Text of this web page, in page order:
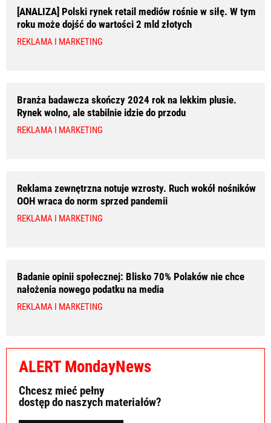
[ANALIZA] Polski rynek retail mediów rośnie w siłę. W tym
roku może dojść do wartości 2 mld złotych
REKLAMA I MARKETING
Branża badawcza skończy 2024 rok na lekkim plusie.
Rynek wolno, ale stabilnie idzie do przodu
REKLAMA I MARKETING
Reklama zewnętrzna notuje wzrosty. Ruch wokół nośników
OOH wraca do norm sprzed pandemii
REKLAMA I MARKETING
Badanie opinii społecznej: Blisko 70% Polaków nie chce
nałożenia nowego podatku na media
REKLAMA I MARKETING
ALERT MondayNews
Chcesz mieć pełny
dostęp do naszych materiałów?